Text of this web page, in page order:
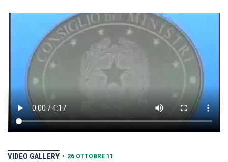
VIDEO GALLERY • 26 OTTOBRE 11